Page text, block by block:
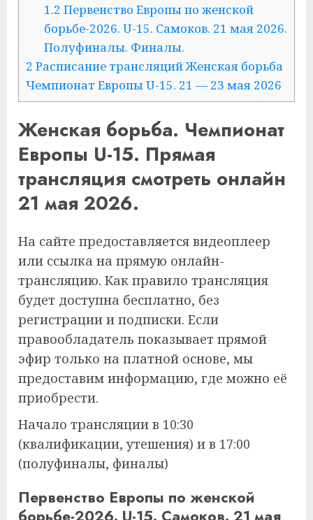
1.2 Первенство Европы по женской
борьбе-2026. U-15. Самоков. 21 мая 2026.
Полуфиналы. Финалы.
2 Расписание трансляций Женская борьба
Чемпионат Европы U-15. 21 — 23 мая 2026
Женская борьба. Чемпионат
Европы U-15. Прямая
трансляция смотреть онлайн
21 мая 2026.
На сайте предоставляется видеоплеер
или ссылка на прямую онлайн-
трансляцию. Как правило трансляция
будет доступна бесплатно, без
регистрации и подписки. Если
правообладатель показывает прямой
эфир только на платной основе, мы
предоставим информацию, где можно её
приобрести.
Начало трансляции в 10:30
(квалификации, утешения) и в 17:00
(полуфиналы, финалы)
Первенство Европы по женской